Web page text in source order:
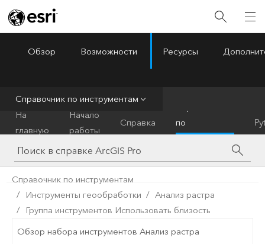
ArcGIS Pro
Обзор Возможности Ресурсы
Справочник по инструментам
На
главную
Начало
работы
Справка
по
инструментам
Справочник по инструментам
Инструменты геообработки
Анализ растра
Группа инструментов Использовать близость
Обзор набора инструментов Анализ растра